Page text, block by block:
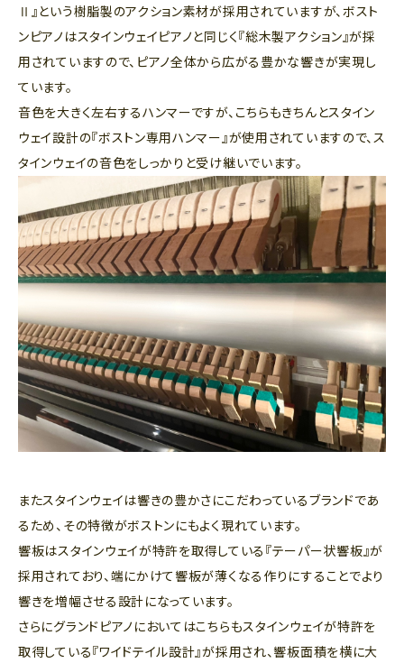
Ⅱ』という樹脂製のアクション素材が採用されていますが、ボスト
ンピアノはスタインウェイピアノと同じく『総木製アクション』が採
用されていますので、ピアノ全体から広がる豊かな響きが実現し
ています。
音色を大きく左右するハンマーですが、こちらもきちんとスタイン
ウェイ設計の『ボストン専用ハンマー』が使用されていますので、ス
タインウェイの音色をしっかりと受け継いでいます。
またスタインウェイは響きの豊かさにこだわっているブランドであ
るため、その特徴がボストンにもよく現れています。
響板はスタインウェイが特許を取得している『テーパー状響板』が
採用されており、端にかけて響板が薄くなる作りにすることでより
響きを増幅させる設計になっています。
さらにグランドピアノにおいてはこちらもスタインウェイが特許を
取得している『ワイドテイル設計』が採用され、響板面積を横に大